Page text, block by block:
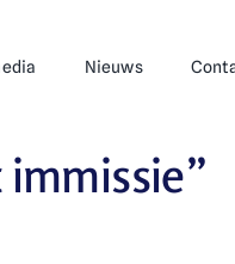
Nieuws